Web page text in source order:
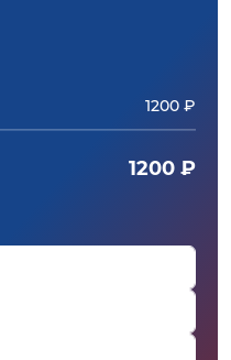
1200 ₽
1200 ₽